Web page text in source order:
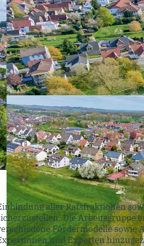
aller Ratsfraktionen
Die Arbeitsgruppe
Fördermodelle
und Experten